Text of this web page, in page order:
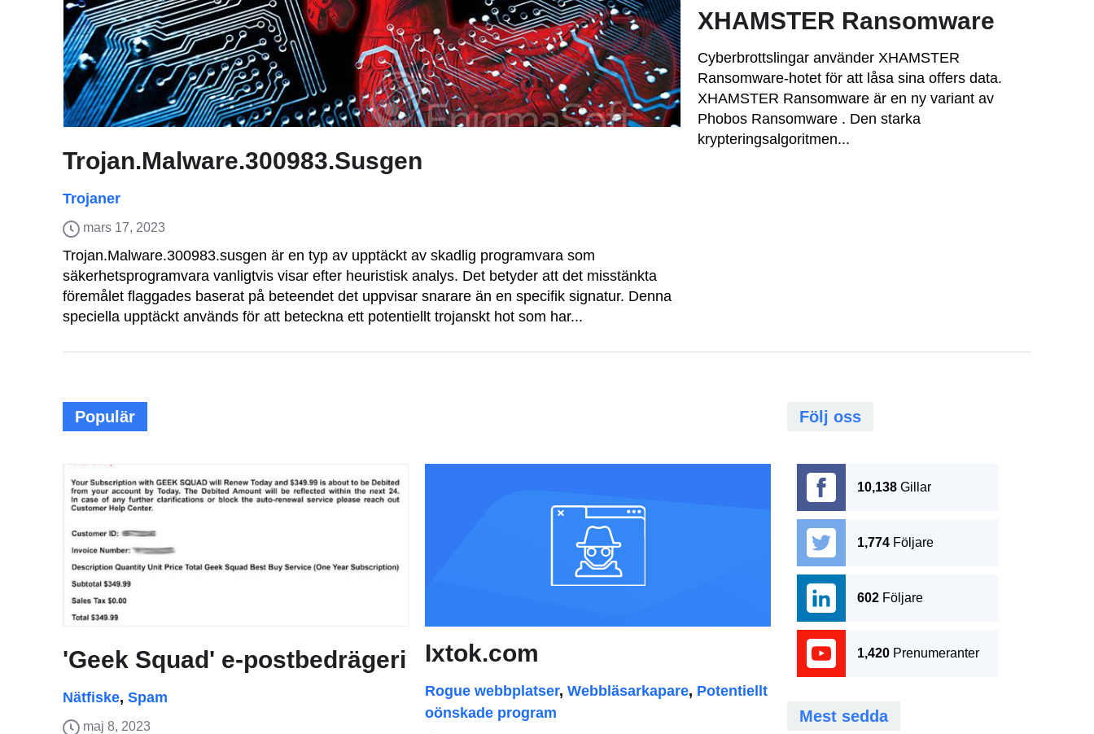
Trojan.Malware.300983.Susgen
Trojaner
mars 17, 2023
Trojan.Malware.300983.susgen är en typ av upptäckt av skadlig programvara som
säkerhetsprogramvara vanligtvis visar efter heuristisk analys. Det betyder att det misstänkta
föremålet flaggades baserat på beteendet det uppvisar snarare än en specifik signatur. Denna
speciella upptäckt används för att beteckna ett potentiellt trojanskt hot som har...
XHAMSTER Ransomware
Cyberbrottslingar använder XHAMSTER
Ransomware-hotet för att låsa sina offers data.
XHAMSTER Ransomware är en ny variant av
Phobos Ransomware . Den starka
krypteringsalgoritmen...
Populär
'Geek Squad' e-postbedrägeri
Nätfiske, Spam
maj 8, 2023
Ixtok.com
Rogue webbplatser, Webbläsarkapare, Potentiellt
oönskade program
Följ oss
10,138 Gillar
1,774 Följare
602 Följare
1,420 Prenumeranter
Mest sedda